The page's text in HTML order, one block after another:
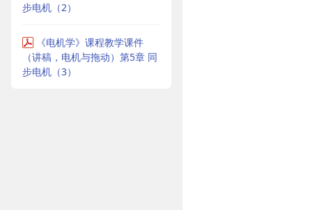
步电机（2）
《电机学》课程教学课件
（讲稿，电机与拖动）第5章 同
步电机（3）